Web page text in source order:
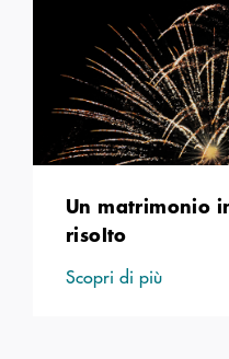
Un matrimonio
risolto
Scopri di più